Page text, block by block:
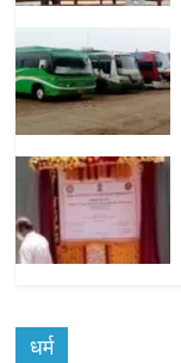
धर्म